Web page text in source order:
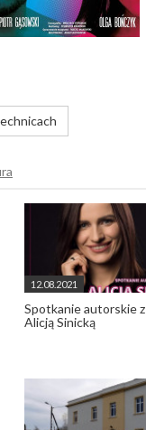
12.08.2021
Spotkanie autorskie z
Alicją Sinicką